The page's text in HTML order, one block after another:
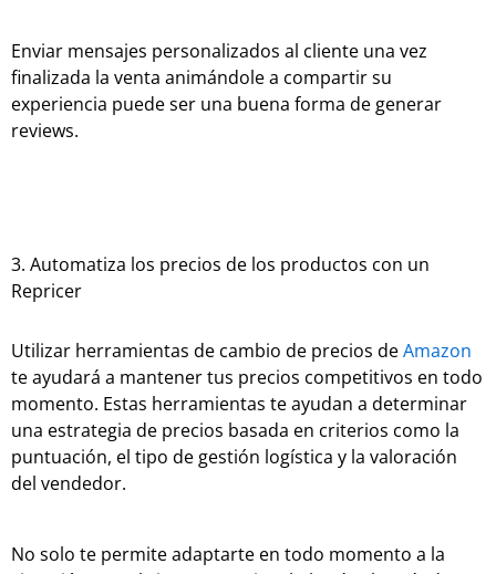
Enviar mensajes personalizados al cliente una vez
finalizada la venta animándole a compartir su
experiencia puede ser una buena forma de generar
reviews.
3. Automatiza los precios de los productos con un
Repricer
Utilizar herramientas de cambio de precios deAmazon
te ayudará a mantener tus precios competitivos en todo
momento. Estas herramientas te ayudan a determinar
una estrategia de precios basada en criterios como la
puntuación, el tipo de gestión logística y la valoración
del vendedor.
No solo te permite adaptarte en todo momento a la